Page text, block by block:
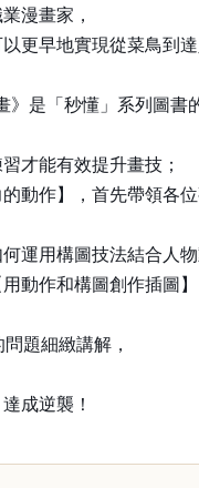
漫畫家，
更早地實現從菜鳥到達
是「秒懂」系列圖書
才能有效提升畫技；
動作】，首先帶領各
運用構圖技法結合人
動作和構圖創作插圖
題細緻講解，
成逆襲！